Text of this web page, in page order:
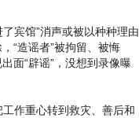
宾馆”消声或被以种种理由
“造谣者”被拘留、被悔
面“辟谣”，没想到录像曝
作重心转到救灾、善后和